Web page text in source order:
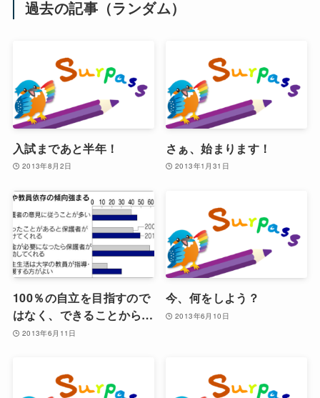
過去の記事（ランダム）
入試まであと半年！
2013年8月2日
さぁ、始まります！
2013年1月31日
100％の自立を目指すので
はなく、できることから…
2013年6月11日
今、何をしよう？
2013年6月10日